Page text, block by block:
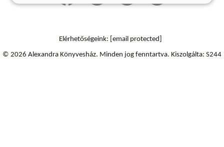
Elérhetőségeink: [email protected]
© 2026 Alexandra Könyvesház. Minden jog fenntartva. Kiszolgálta: S244